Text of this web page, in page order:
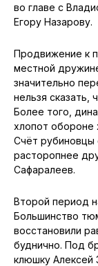
во главе с
Егору Назарову.
Продвижение к
местной
значительно
нельзя
Более того,
хлопот обороне
Счёт рубиновцы
расторопнее
Сафаралеев.
Второй период
Большинство
восстановили
буднично. Под
клюшку Алексей